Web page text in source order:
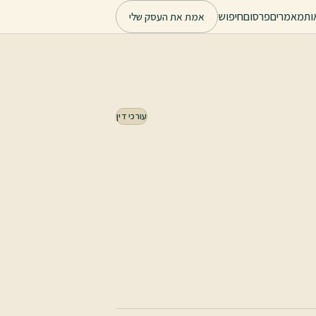
מאמריםפרסוםחיפוש אמת את העסק שלי
עורכי דין